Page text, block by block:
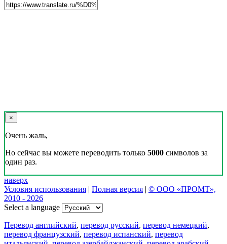
×
Очень жаль,
Но сейчас вы можете переводить только 5000 символов за
один раз.
наверх
Условия использования | Полная версия | © ООО «ПРОМТ»,
2010 - 2026
Select a language
Перевод английский, перевод русский, перевод немецкий,
перевод французский, перевод испанский, перевод